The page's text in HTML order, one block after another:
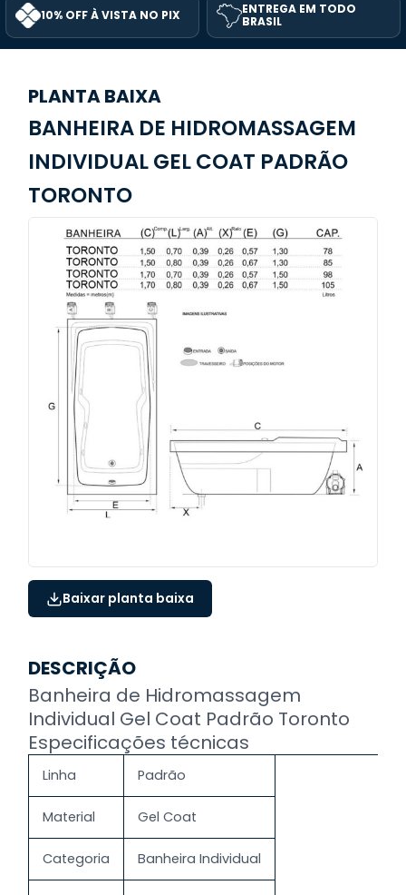
10% OFF À VISTA NO PIX
ENTREGA EM TODO
BRASIL
PLANTA BAIXA
BANHEIRA DE HIDROMASSAGEM
INDIVIDUAL GEL COAT PADRÃO
TORONTO
Baixar planta baixa
DESCRIÇÃO
Banheira de Hidromassagem
Individual Gel Coat Padrão Toronto
Especificações técnicas
Linha Padrão
Material Gel Coat
Categoria Banheira Individual